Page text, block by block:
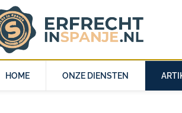
HOME ONZE DIENSTEN